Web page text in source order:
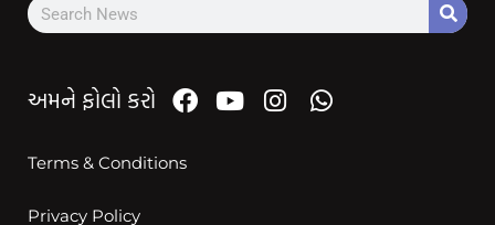
અમને ફોલો કરો
Terms & Conditions
Privacy Policy